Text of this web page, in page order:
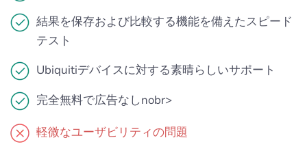
結果を保存および比較する機能を備えたスピード
テスト
Ubiquitiデバイスに対する素晴らしいサポート
完全無料で広告なし​nobr>
軽微なユーザビリティの問題